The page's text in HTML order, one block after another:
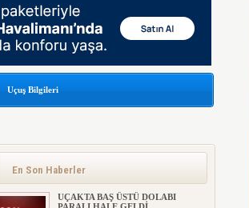
Uçuş Bilgileri
En Son Haberler
BULUŞTU! (VİDEOLU)
olan İstanbul Havalimanı’nı...
UÇAKTA BAŞ ÜSTÜ DOLABI